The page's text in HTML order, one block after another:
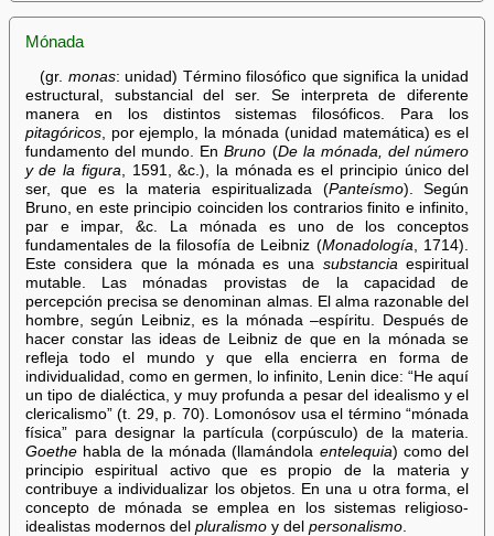
Mónada
(gr. monas: unidad) Término filosófico que significa la unidad
estructural, substancial del ser. Se interpreta de diferente
manera en los distintos sistemas filosóficos. Para los
pitagóricos, por ejemplo, la mónada (unidad matemática) es el
fundamento del mundo. EnBruno (De la mónada, del número
y de la figura , 1591, &c.), la mónada es el principio único del
ser, que es la materia espiritualizada (Panteísmo). Según
Bruno, en este principio coinciden los contrarios finito e infinito,
par e impar, &c. La mónada es uno de los conceptos
fundamentales de la filosofía de Leibniz (Monadología , 1714).
Este considera que la mónada es una substancia espiritual
mutable. Las mónadas provistas de la capacidad de
percepción precisa se denominan almas. El alma razonable del
hombre, según Leibniz, es la mónada –espíritu. Después de
hacer constar las ideas de Leibniz de que en la mónada se
refleja todo el mundo y que ella encierra en forma de
individualidad, como en germen, lo infinito, Lenin dice: “He aquí
un tipo de dialéctica, y muy profunda a pesar del idealismo y el
clericalismo” (t. 29, p. 70). Lomonósov usa el término “mónada
física” para designar la partícula (corpúsculo) de la materia.
Goethehabla de la mónada (llamándola entelequia) como del
principio espiritual activo que es propio de la materia y
contribuye a individualizar los objetos. En una u otra forma, el
concepto de mónada se emplea en los sistemas religioso-
idealistas modernos del pluralismoy del personalismo.